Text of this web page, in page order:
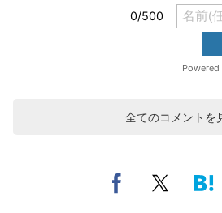
全てのコメントを